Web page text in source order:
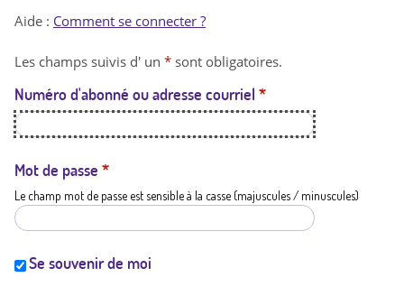
t
a
t
i
Aide : Comment se connecter ?
Les champs suivis d' un * sont obligatoires.
Numéro d'abonné ou adresse courriel *
Mot de passe *
Le champ mot de passe est sensible à la casse (majuscules / minuscules)
Se souvenir de moi